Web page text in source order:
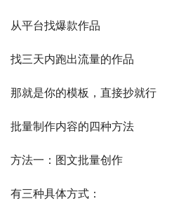
从平台找爆款作品
找三天内跑出流量的作品
那就是你的模板，直接抄就行
批量制作内容的四种方法
方法一：图文批量创作
有三种具体方式：